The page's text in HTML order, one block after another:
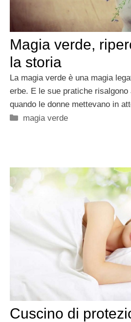
Magia verde,
la storia
La magia verde è una magia
erbe. E le sue pratiche
quando le donne mettevano in
Categorie
magia verde
Cuscino di